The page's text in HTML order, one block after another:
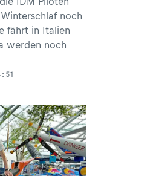
noch
fährt in Italien
werden noch